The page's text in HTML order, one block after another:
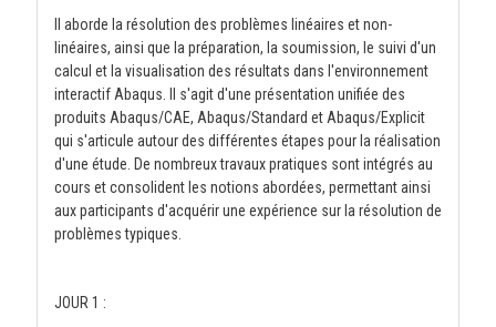
Il aborde la résolution des problèmes linéaires et non-
linéaires, ainsi que la préparation, la soumission, le suivi d'un
calcul et la visualisation des résultats dans l'environnement
interactif Abaqus. Il s'agit d'une présentation unifiée des
produits Abaqus/CAE, Abaqus/Standard et Abaqus/Explicit
qui s'articule autour des différentes étapes pour la réalisation
d'une étude. De nombreux travaux pratiques sont intégrés au
cours et consolident les notions abordées, permettant ainsi
aux participants d'acquérir une expérience sur la résolution de
problèmes typiques.
JOUR 1 :